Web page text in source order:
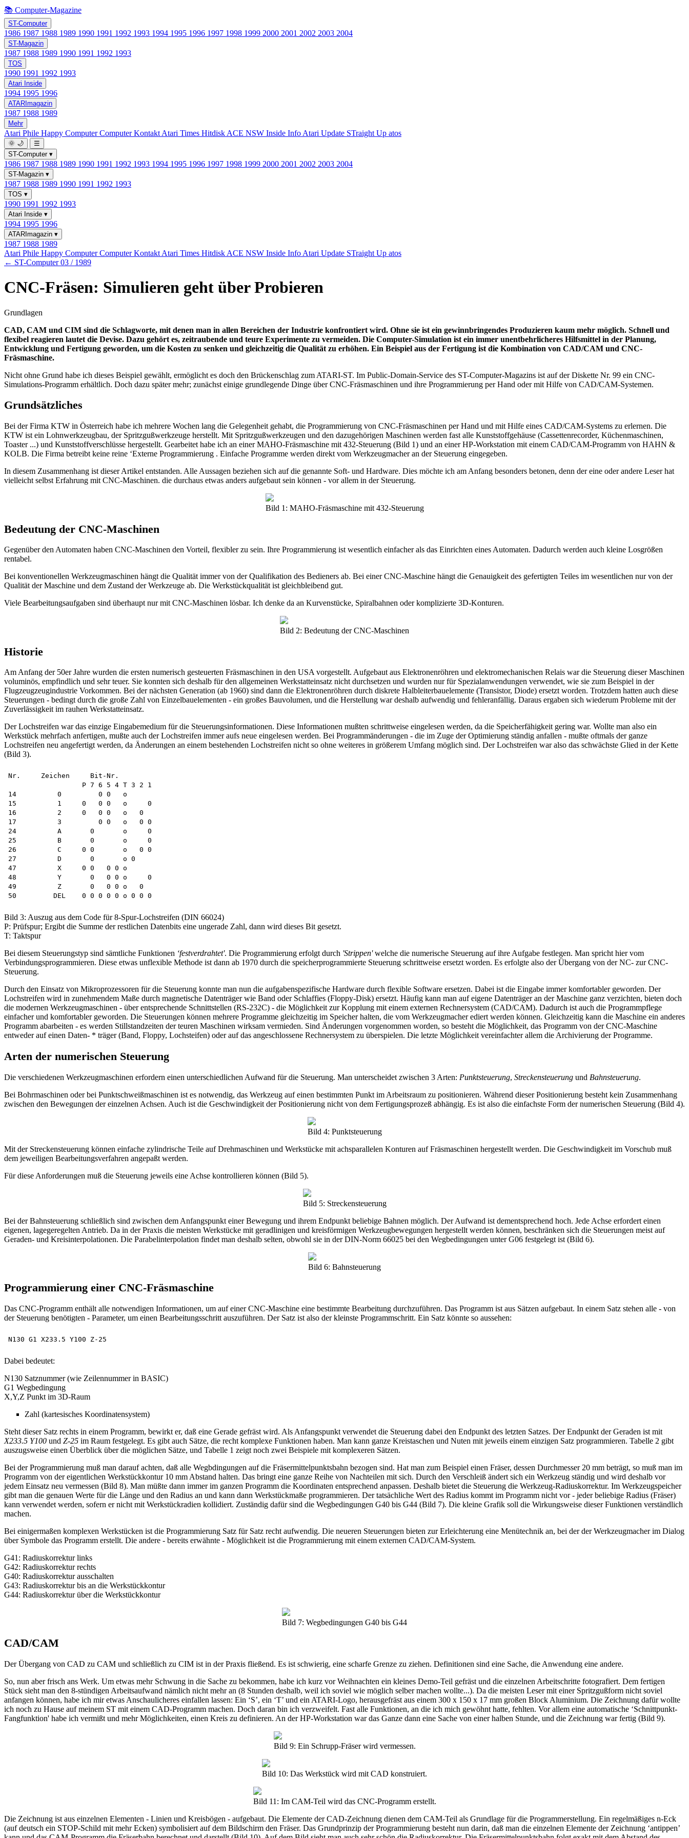
📚 Computer-Magazine
ST-Computer
1986 1987 1988 1989 1990 1991 1992 1993 1994 1995 1996 1997 1998 1999 2000 2001 2002 2003 2004
ST-Magazin
1987 1988 1989 1990 1991 1992 1993
TOS
1990 1991 1992 1993
Atari Inside
1994 1995 1996
ATARImagazin
1987 1988 1989
Mehr
Atari Phile Happy ComputerComputer Kontakt Atari Times Hitdisk ACE NSW Inside Info Atari Update STraight Up atos
🌞 🌙
☰
ST-Computer ▾
1986 1987 1988 1989 1990 1991 1992 1993 1994 1995 1996 1997 1998 1999 2000 2001 2002 2003 2004
ST-Magazin ▾
1987 1988 1989 1990 1991 1992 1993
TOS ▾
1990 1991 1992 1993
Atari Inside ▾
1994 1995 1996
ATARImagazin ▾
1987 1988 1989
Atari Phile Happy ComputerComputer Kontakt Atari Times Hitdisk ACE NSW Inside Info Atari Update STraight Up atos
← ST-Computer 03 / 1989
CNC-Fräsen: Simulieren geht über Probieren
Grundlagen
CAD, CAM und CIM sind die Schlagworte, mit denen man in allen Bereichen der Industrie konfrontiert wird. Ohne sie ist ein gewinnbringendes Produzieren kaum mehr möglich. Schnell und
flexibel reagieren lautet die Devise. Dazu gehört es, zeitraubende und teure Experimente zu vermeiden. Die Computer-Simulation ist ein immer unentbehrlicheres Hilfsmittel in der Planung,
Entwicklung und Fertigung geworden, um die Kosten zu senken und gleichzeitig die Qualität zu erhöhen. Ein Beispiel aus der Fertigung ist die Kombination von CAD/CAM und CNC-
Fräsmaschine.
Nicht ohne Grund habe ich dieses Beispiel gewählt, ermöglicht es doch den Brückenschlag zum ATARI-ST. Im Public-Domain-Service des ST-Computer-Magazins ist auf der Diskette Nr. 99 ein CNC-
Simulations-Programm erhältlich. Doch dazu später mehr; zunächst einige grundlegende Dinge über CNC-Fräsmaschinen und ihre Programmierung per Hand oder mit Hilfe von CAD/CAM-Systemen.
Grundsätzliches
Bei der Firma KTW in Österreich habe ich mehrere Wochen lang die Gelegenheit gehabt, die Programmierung von CNC-Fräsmaschinen per Hand und mit Hilfe eines CAD/CAM-Systems zu erlernen. Die
KTW ist ein Lohnwerkzeugbau, der Spritzgußwerkzeuge herstellt. Mit Spritzgußwerkzeugen und den dazugehörigen Maschinen werden fast alle Kunststoffgehäuse (Cassettenrecorder, Küchenmaschinen,
Toaster ...) und Kunststoffverschlüsse hergestellt. Gearbeitet habe ich an einer MAHO-Fräsmaschine mit 432-Steuerung (Bild 1) und an einer HP-Workstation mit einem CAD/CAM-Programm von HAHN &
KOLB. Die Firma betreibt keine reine ‘Externe Programmierung . Einfache Programme werden direkt vom Werkzeugmacher an der Steuerung eingegeben.
In diesem Zusammenhang ist dieser Artikel entstanden. Alle Aussagen beziehen sich auf die genannte Soft- und Hardware. Dies möchte ich am Anfang besonders betonen, denn der eine oder andere Leser hat
vielleicht selbst Erfahrung mit CNC-Maschinen. die durchaus etwas anders aufgebaut sein können - vor allem in der Steuerung.
Bild 1: MAHO-Fräsmaschine mit 432-Steuerung
Bedeutung der CNC-Maschinen
Gegenüber den Automaten haben CNC-Maschinen den Vorteil, flexibler zu sein. Ihre Programmierung ist wesentlich einfacher als das Einrichten eines Automaten. Dadurch werden auch kleine Losgrößen
rentabel.
Bei konventionellen Werkzeugmaschinen hängt die Qualität immer von der Qualifikation des Bedieners ab. Bei einer CNC-Maschine hängt die Genauigkeit des gefertigten Teiles im wesentlichen nur von der
Qualität der Maschine und dem Zustand der Werkzeuge ab. Die Werkstückqualität ist gleichbleibend gut.
Viele Bearbeitungsaufgaben sind überhaupt nur mit CNC-Maschinen lösbar. Ich denke da an Kurvenstücke, Spiralbahnen oder komplizierte 3D-Konturen.
Bild 2: Bedeutung der CNC-Maschinen
Historie
Am Anfang der 50er Jahre wurden die ersten numerisch gesteuerten Fräsmaschinen in den USA vorgestellt. Aufgebaut aus Elektronenröhren und elektromechanischen Relais war die Steuerung dieser Maschinen
voluminös, empfindlich und sehr teuer. Sie konnten sich deshalb für den allgemeinen Werkstatteinsatz nicht durchsetzen und wurden nur für Spezialanwendungen verwendet, wie sie zum Beispiel in der
Flugzeugzeugindustrie Vorkommen. Bei der nächsten Generation (ab 1960) sind dann die Elektronenröhren durch diskrete Halbleiterbauelemente (Transistor, Diode) ersetzt worden. Trotzdem hatten auch diese
Steuerungen - bedingt durch die große Zahl von Einzelbauelementen - ein großes Bauvolumen, und die Herstellung war deshalb aufwendig und fehleranfällig. Daraus ergaben sich wiederum Probleme mit der
Zuverlässigkeit im rauhen Werkstatteinsatz.
Der Lochstreifen war das einzige Eingabemedium für die Steuerungsinformationen. Diese Informationen mußten schrittweise eingelesen werden, da die Speicherfähigkeit gering war. Wollte man also ein
Werkstück mehrfach anfertigen, mußte auch der Lochstreifen immer aufs neue eingelesen werden. Bei Programmänderungen - die im Zuge der Optimierung ständig anfallen - mußte oftmals der ganze
Lochstreifen neu angefertigt werden, da Änderungen an einem bestehenden Lochstreifen nicht so ohne weiteres in größerem Umfang möglich sind. Der Lochstreifen war also das schwächste Glied in der Kette
(Bild 3).
Nr.     Zeichen     Bit-Nr.
                  P 7 6 5 4 T 3 2 1
14          0         0 0   o
15          1     0   0 0   o     0
16          2     0   0 0   o   0
17          3         0 0   o   0 0
24          A       0       o     0
25          B       0       o     0
26          C     0 0       o   0 0
27          D       0       o 0
47          X     0 0   0 0 o
48          Y       0   0 0 o     0
49          Z       0   0 0 o   0
Bild 3: Auszug aus dem Code für 8-Spur-Lochstreifen (DIN 66024)
P: Prüfspur; Ergibt die Summe der restlichen Datenbits eine ungerade Zahl, dann wird dieses Bit gesetzt.
T: Taktspur
Bei diesem Steuerungstyp sind sämtliche Funktionen ‘festverdrahtet'. Die Programmierung erfolgt durch 'Strippen'welche die numerische Steuerung auf ihre Aufgabe festlegen. Man spricht hier vom
Verbindungsprogrammieren. Diese etwas unflexible Methode ist dann ab 1970 durch die speicherprogrammierte Steuerung schrittweise ersetzt worden. Es erfolgte also der Übergang von der NC- zur CNC-
Steuerung.
Durch den Einsatz von Mikroprozessoren für die Steuerung konnte man nun die aufgabenspezifische Hardware durch flexible Software ersetzen. Dabei ist die Eingabe immer komfortabler geworden. Der
Lochstreifen wird in zunehmendem Maße durch magnetische Datenträger wie Band oder Schlaffies (Floppy-Disk) ersetzt. Häufig kann man auf eigene Datenträger an der Maschine ganz verzichten, bieten doch
die modernen Werkzeugmaschinen - über entsprechende Schnittstellen (RS-232C) - die Möglichkeit zur Kopplung mit einem externen Rechnersystem (CAD/CAM). Dadurch ist auch die Programmpflege
einfacher und komfortabler geworden. Die Steuerungen können mehrere Programme gleichzeitig im Speicher halten, die vom Werkzeugmacher ediert werden können. Gleichzeitig kann die Maschine ein anderes
Programm abarbeiten - es werden Stillstandzeiten der teuren Maschinen wirksam vermieden. Sind Änderungen vorgenommen worden, so besteht die Möglichkeit, das Programm von der CNC-Maschine
entweder auf einen Daten- * träger (Band, Floppy, Lochsteifen) oder auf das angeschlossene Rechnersystem zu überspielen. Die letzte Möglichkeit vereinfachter allem die Archivierung der Programme.
Arten der numerischen Steuerung
Die verschiedenen Werkzeugmaschinen erfordern einen unterschiedlichen Aufwand für die Steuerung. Man unterscheidet zwischen 3 Arten: Punktsteuerung, Streckensteuerung und Bahnsteuerung.
Bei Bohrmaschinen oder bei Punktschweißmaschinen ist es notwendig, das Werkzeug auf einen bestimmten Punkt im Arbeitsraum zu positionieren. Während dieser Positionierung besteht kein Zusammenhang
zwischen den Bewegungen der einzelnen Achsen. Auch ist die Geschwindigkeit der Positionierung nicht von dem Fertigungsprozeß abhängig. Es ist also die einfachste Form der numerischen Steuerung (Bild 4).
Bild 4: Punktsteuerung
Mit der Streckensteuerung können einfache zylindrische Teile auf Drehmaschinen und Werkstücke mit achsparallelen Konturen auf Fräsmaschinen hergestellt werden. Die Geschwindigkeit im Vorschub muß
dem jeweiligen Bearbeitungsverfahren angepaßt werden.
Für diese Anforderungen muß die Steuerung jeweils eine Achse kontrollieren können (Bild 5).
Bild 5: Streckensteuerung
Bei der Bahnsteuerung schließlich sind zwischen dem Anfangspunkt einer Bewegung und ihrem Endpunkt beliebige Bahnen möglich. Der Aufwand ist dementsprechend hoch. Jede Achse erfordert einen
eigenen, lagegeregelten Antrieb. Da in der Praxis die meisten Werkstücke mit geradlinigen und kreisförmigen Werkzeugbewegungen hergestellt werden können, beschränken sich die Steuerungen meist auf
Geraden- und Kreisinterpolationen. Die Parabelinterpolation findet man deshalb selten, obwohl sie in der DIN-Norm 66025 bei den Wegbedingungen unter G06 festgelegt ist (Bild 6).
Bild 6: Bahnsteuerung
Programmierung einer CNC-Fräsmaschine
Das CNC-Programm enthält alle notwendigen Informationen, um auf einer CNC-Maschine eine bestimmte Bearbeitung durchzuführen. Das Programm ist aus Sätzen aufgebaut. In einem Satz stehen alle - von
der Steuerung benötigten - Parameter, um einen Bearbeitungsschritt auszuführen. Der Satz ist also der kleinste Programmschritt. Ein Satz könnte so aussehen:
Dabei bedeutet:
N130 Satznummer (wie Zeilennummer in BASIC)
G1 Wegbedingung
X,Y,Z Punkt im 3D-Raum
Zahl (kartesisches Koordinatensystem)
Steht dieser Satz rechts in einem Programm, bewirkt er, daß eine Gerade gefräst wird. Als Anfangspunkt verwendet die Steuerung dabei den Endpunkt des letzten Satzes. Der Endpunkt der Geraden ist mit
X233.5 Y100 und Z-25 im Raum festgelegt. Es gibt auch Sätze, die recht komplexe Funktionen haben. Man kann ganze Kreistaschen und Nuten mit jeweils einem einzigen Satz programmieren. Tabelle 2 gibt
auszugsweise einen Überblick über die möglichen Sätze, und Tabelle 1 zeigt noch zwei Beispiele mit komplexeren Sätzen.
Bei der Programmierung muß man darauf achten, daß alle Wegbdingungen auf die Fräsermittelpunktsbahn bezogen sind. Hat man zum Beispiel einen Fräser, dessen Durchmesser 20 mm beträgt, so muß man im
Programm von der eigentlichen Werkstückkontur 10 mm Abstand halten. Das bringt eine ganze Reihe von Nachteilen mit sich. Durch den Verschleiß ändert sich ein Werkzeug ständig und wird deshalb vor
jedem Einsatz neu vermessen (Bild 8). Man müßte dann immer im ganzen Programm die Koordinaten entsprechend anpassen. Deshalb bietet die Steuerung die Werkzeug-Radiuskorrektur. Im Werkzeugspeicher
gibt man die genauen Werte für die Länge und den Radius an und kann dann Werkstückmaße programmieren. Der tatsächliche Wert des Radius kommt im Programm nicht vor - jeder beliebige Radius (Fräser)
kann verwendet werden, sofern er nicht mit Werkstückradien kollidiert. Zuständig dafür sind die Wegbedingungen G40 bis G44 (Bild 7). Die kleine Grafik soll die Wirkungsweise dieser Funktionen verständlich
machen.
Bei einigermaßen komplexen Werkstücken ist die Programmierung Satz für Satz recht aufwendig. Die neueren Steuerungen bieten zur Erleichterung eine Menütechnik an, bei der der Werkzeugmacher im Dialog
über Symbole das Programm erstellt. Die andere - bereits erwähnte - Möglichkeit ist die Programmierung mit einem externen CAD/CAM-System.
G41: Radiuskorrektur links
G42: Radiuskorrektur rechts
G40: Radiuskorrektur ausschalten
G43: Radiuskorrektur bis an die Werkstückkontur
G44: Radiuskorrektur über die Werkstückkontur
Bild 7: Wegbedingungen G40 bis G44
CAD/CAM
Der Übergang von CAD zu CAM und schließlich zu CIM ist in der Praxis fließend. Es ist schwierig, eine scharfe Grenze zu ziehen. Definitionen sind eine Sache, die Anwendung eine andere.
So, nun aber frisch ans Werk. Um etwas mehr Schwung in die Sache zu bekommen, habe ich kurz vor Weihnachten ein kleines Demo-Teil gefräst und die einzelnen Arbeitschritte fotografiert. Dem fertigen
Stück sieht man den 8-stündigen Arbeitsaufwand nämlich nicht mehr an (8 Stunden deshalb, weil ich soviel wie möglich selber machen wollte...). Da die meisten Leser mit einer Spritzgußform nicht soviel
anfangen können, habe ich mir etwas Anschaulicheres einfallen lassen: Ein ‘S’, ein ‘T’ und ein ATARI-Logo, herausgefräst aus einem 300 x 150 x 17 mm großen Block Aluminium. Die Zeichnung dafür wollte
ich noch zu Hause auf meinem ST mit einem CAD-Programm machen. Doch daran bin ich verzweifelt. Fast alle Funktionen, an die ich mich gewöhnt hatte, fehlten. Vor allem eine automatische ‘Schnittpunkt-
Fangfunktion' habe ich vermißt und mehr Möglichkeiten, einen Kreis zu definieren. An der HP-Workstation war das Ganze dann eine Sache von einer halben Stunde, und die Zeichnung war fertig (Bild 9).
Bild 9: Ein Schrupp-Fräser wird vermessen.
Bild 10: Das Werkstück wird mit CAD konstruiert.
Bild 11: Im CAM-Teil wird das CNC-Programm erstellt.
Die Zeichnung ist aus einzelnen Elementen - Linien und Kreisbögen - aufgebaut. Die Elemente der CAD-Zeichnung dienen dem CAM-Teil als Grundlage für die Programmerstellung. Ein regelmäßiges n-Eck
(auf deutsch ein STOP-Schild mit mehr Ecken) symbolisiert auf dem Bildschirm den Fräser. Das Grundprinzip der Programmierung besteht nun darin, daß man die einzelnen Elemente der Zeichnung ‘antippen’